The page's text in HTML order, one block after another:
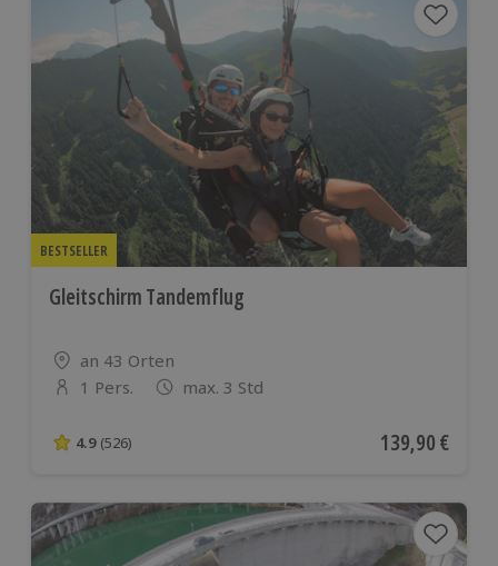
BESTSELLER
Gleitschirm Tandemflug
Standort
an 43 Orten
Anzahl der Teilnehmer
1 Pers. max. 3 Std
4.9 von 5 Sternen basierend auf 526 Bewertungen
4.9 (526) Aktueller Preis
139,90 €